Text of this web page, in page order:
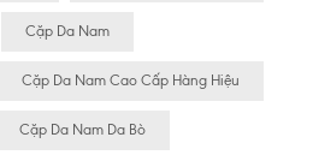
Cặp Da Nam
Cặp Da Nam Cao Cấp Hàng Hiệu
Cặp Da Nam Da Bò